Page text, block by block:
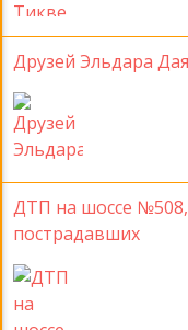
Друзей Эльдара
ДТП на шоссе
пострадавших